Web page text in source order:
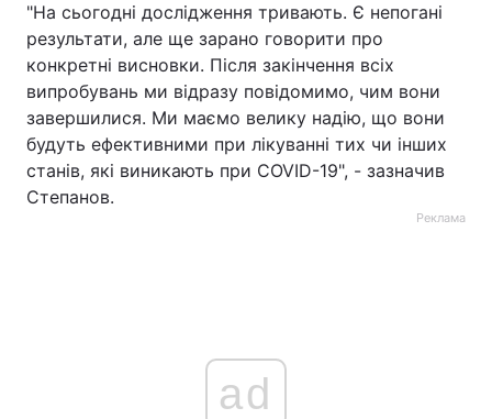
"На сьогодні дослідження тривають. Є непогані
результати, але ще зарано говорити про
конкретні висновки. Після закінчення всіх
випробувань ми відразу повідомимо, чим вони
завершилися. Ми маємо велику надію, що вони
будуть ефективними при лікуванні тих чи інших
станів, які виникають при COVID-19", - зазначив
Степанов.
Реклама
ad